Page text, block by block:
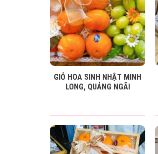
GIỎ HOA SINH NHẬT MINH
LONG, QUẢNG NGÃI